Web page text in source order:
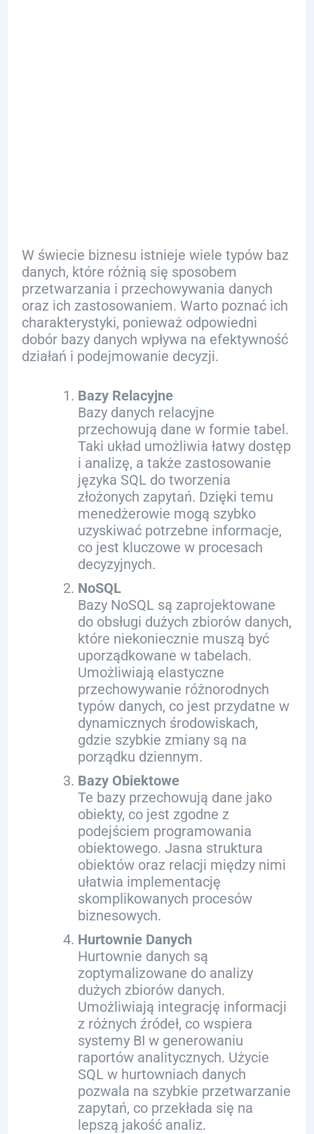
W świecie biznesu istnieje wiele typów baz
danych, które różnią się sposobem
przetwarzania i przechowywania danych
oraz ich zastosowaniem. Warto poznać ich
charakterystyki, ponieważ odpowiedni
dobór bazy danych wpływa na efektywność
działań i podejmowanie decyzji.
Bazy Relacyjne
Bazy danych relacyjne
przechowują dane w formie tabel.
Taki układ umożliwia łatwy dostęp
i analizę, a także zastosowanie
języka SQL do tworzenia
złożonych zapytań. Dzięki temu
menedżerowie mogą szybko
uzyskiwać potrzebne informacje,
co jest kluczowe w procesach
decyzyjnych.
NoSQL
Bazy NoSQL są zaprojektowane
do obsługi dużych zbiorów danych,
które niekoniecznie muszą być
uporządkowane w tabelach.
Umożliwiają elastyczne
przechowywanie różnorodnych
typów danych, co jest przydatne w
dynamicznych środowiskach,
gdzie szybkie zmiany są na
porządku dziennym.
Bazy Obiektowe
Te bazy przechowują dane jako
obiekty, co jest zgodne z
podejściem programowania
obiektowego. Jasna struktura
obiektów oraz relacji między nimi
ułatwia implementację
skomplikowanych procesów
biznesowych.
Hurtownie Danych
Hurtownie danych są
zoptymalizowane do analizy
dużych zbiorów danych.
Umożliwiają integrację informacji
z różnych źródeł, co wspiera
systemy BI w generowaniu
raportów analitycznych. Użycie
SQL w hurtowniach danych
pozwala na szybkie przetwarzanie
zapytań, co przekłada się na
lepszą jakość analiz.